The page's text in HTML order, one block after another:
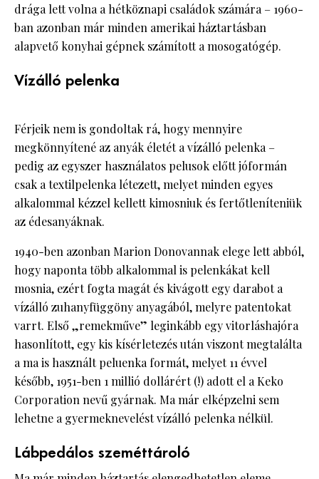
drága lett volna a hétköznapi családok számára – 1960-
ban azonban már minden amerikai háztartásban
alapvető konyhai gépnek számított a mosogatógép.
Vízálló pelenka
Férjeik nem is gondoltak rá, hogy mennyire
megkönnyítené az anyák életét a vízálló pelenka –
pedig az egyszer használatos pelusok előtt jóformán
csak a textilpelenka létezett, melyet minden egyes
alkalommal kézzel kellett kimosniuk és fertőtleníteniük
az édesanyáknak.
1940-ben azonban Marion Donovannak elege lett abból,
hogy naponta több alkalommal is pelenkákat kell
mosnia, ezért fogta magát és kivágott egy darabot a
vízálló zuhanyfüggöny anyagából, melyre patentokat
varrt. Első „remekműve” leginkább egy vitorláshajóra
hasonlított, egy kis kísérletezés után viszont megtalálta
a ma is használt peluenka formát, melyet 11 évvel
később, 1951-ben 1 millió dollárért (!) adott el a Keko
Corporation nevű gyárnak. Ma már elképzelni sem
lehetne a gyermeknevelést vízálló pelenka nélkül.
Lábpedálos szeméttároló